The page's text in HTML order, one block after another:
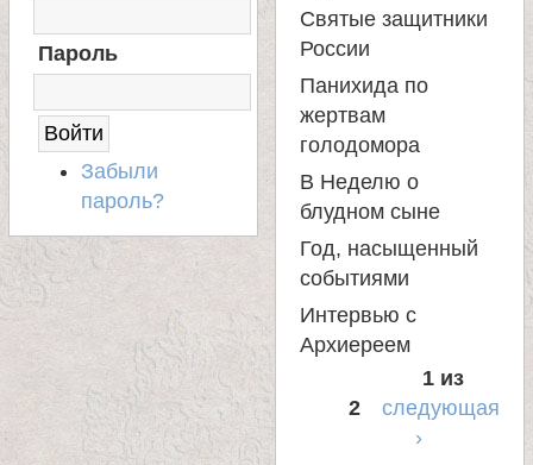
м
о
а
с
Д
С
Пароль
Забыли
пароль?
Святые защитники
России
Панихида по
жертвам
голодомора
В Неделю о
блудном сыне
Год, насыщенный
событиями
Интервью с
Архиереем
1 из
2
следующая
›